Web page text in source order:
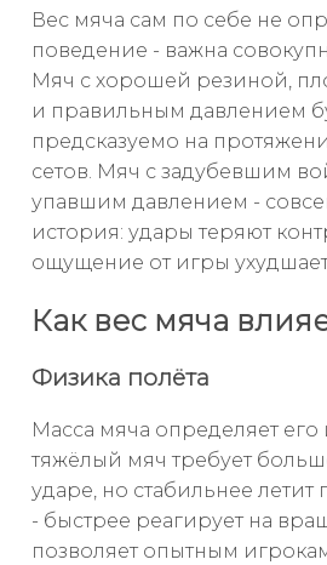
Вес мяча сам по себе не
поведение - важна
Мяч с хорошей резиной,
и правильным давлением
предсказуемо на
сетов. Мяч с задубевшим
упавшим давлением -
история: удары теряют
ощущение от игры
Как вес мяча
Физика полёта
Масса мяча определяет
тяжёлый мяч требует
ударе, но стабильнее летит
- быстрее реагирует на
позволяет опытным